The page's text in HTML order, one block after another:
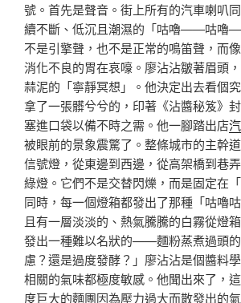
號。首先是聲音。街上所有的汽車喇叭
續不斷、低沉且潮濕的「咕嚕——咕嚕
不是引擎聲，也不是正常的鳴笛聲，而
消化不良的胃在哀嚎。廖沾沾皺著眉頭
蒜泥的「寧靜冥想」。他決定出去看個
拿了一張髒兮兮的，印著《沾醬秘笈》
塞進口袋以備不時之需。他一腳踏出店
被眼前的景象震驚了。整條城市的主幹
信號燈，從東邊到西邊，從高架橋到巷
綠燈。它們不是交替閃爍，而是固定在
同時，每一個燈箱都發出了那種「咕嚕
且有一層淡淡的、熱氣騰騰的白霧從燈
發出一種難以名狀的——麵粉蒸煮過頭
慮？還是過度發酵？」廖沾沾是個醬料
相關的氣味都極度敏感。他聞出來了，
度巨大的麵團因為壓力過大而散發出的